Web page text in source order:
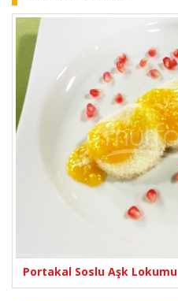
Portakal Soslu Aşk Lokumu